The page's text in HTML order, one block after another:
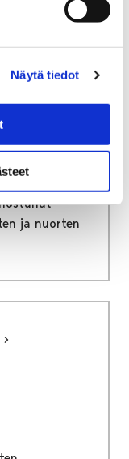
Näytä tiedot
ilmaisia ja
ja nuorten